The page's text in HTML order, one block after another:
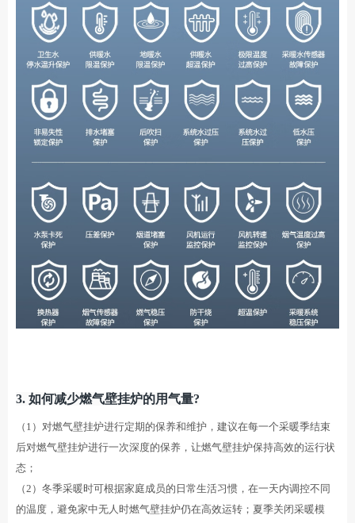
3. 如何减少燃气壁挂炉的用气量?
（1）对燃气壁挂炉进行定期的保养和维护，建议在每一个采暖季结束
后对燃气壁挂炉进行一次深度的保养，让燃气壁挂炉保持高效的运行状
态；
（2）冬季采暖时可根据家庭成员的日常生活习惯，在一天内调控不同
的温度，避免家中无人时燃气壁挂炉仍在高效运转；夏季关闭采暖模